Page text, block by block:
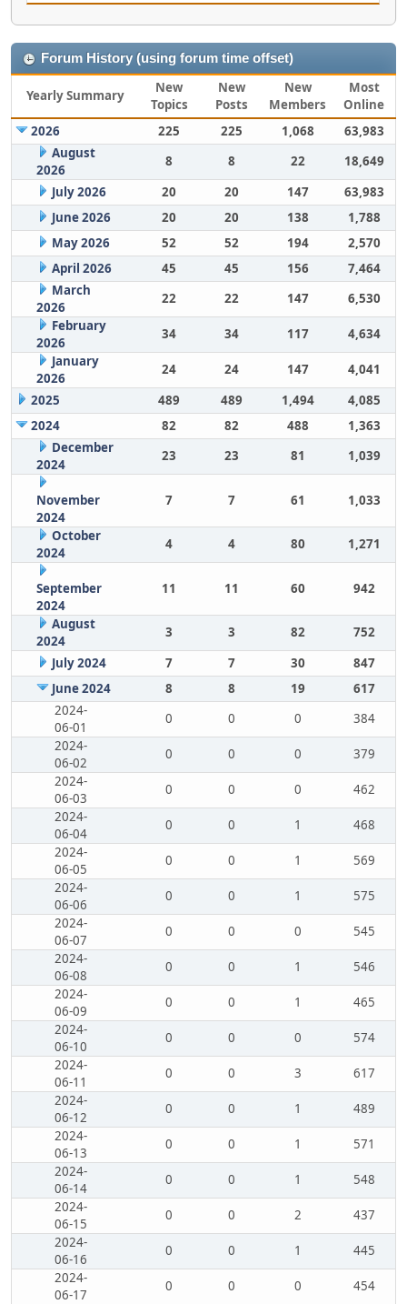
Forum History (using forum time offset)
Yearly Summary
New
Topics
New
Posts
New
Members
Most
Online
2026
225 225 1,068
63,983
August
2026
8 8 22
18,649
July 2026
20 20 147
63,983
June 2026
20 20 138
1,788
May 2026
52 52 194
2,570
April 2026
45 45 156
7,464
March
2026
22 22 147
6,530
February
2026
34 34 117
4,634
January
2026
24 24 147
4,041
2025
489 489 1,494
4,085
2024
82 82 488
1,363
December
2024
23 23 81 1,039
November
2024
7 7 61 1,033
October
2024
4 4 80 1,271
September
2024
11 11 60 942
August
2024
3 3 82
752
July 2024
7 7 30
847
June 2024
8 8 19
617
2024-
06-01
0 0 0
384
2024-
06-02
0 0 0
379
2024-
06-03
0 0 0
462
2024-
06-04
0 0 1
468
2024-
06-05
0 0 1
569
2024-
06-06
0 0 1
575
2024-
06-07
0 0 0
545
2024-
06-08
0 0 1
546
2024-
06-09
0 0 1
465
2024-
06-10
0 0 0
574
2024-
06-11
0 0 3
617
2024-
06-12
0 0 1
489
2024-
06-13
0 0 1
571
2024-
06-14
0 0 1
548
2024-
06-15
0 0 2
437
2024-
06-16
0 0 1
445
2024-
06-17
0 0 0
454